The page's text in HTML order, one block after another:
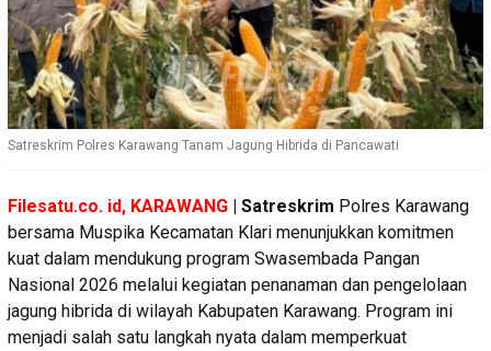
Satreskrim Polres Karawang Tanam Jagung Hibrida di Pancawati
Filesatu.co. id, KARAWANG | Satreskrim Polres Karawang
bersama Muspika Kecamatan Klari menunjukkan komitmen
kuat dalam mendukung program Swasembada Pangan
Nasional 2026 melalui kegiatan penanaman dan pengelolaan
jagung hibrida di wilayah Kabupaten Karawang. Program ini
menjadi salah satu langkah nyata dalam memperkuat